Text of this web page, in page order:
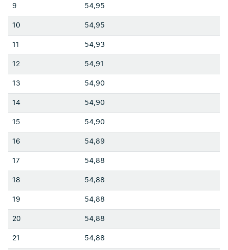
9 54,95
10 54,95
11 54,93
12 54,91
13 54,90
14 54,90
15 54,90
16 54,89
17 54,88
18 54,88
19 54,88
20 54,88
21 54,88